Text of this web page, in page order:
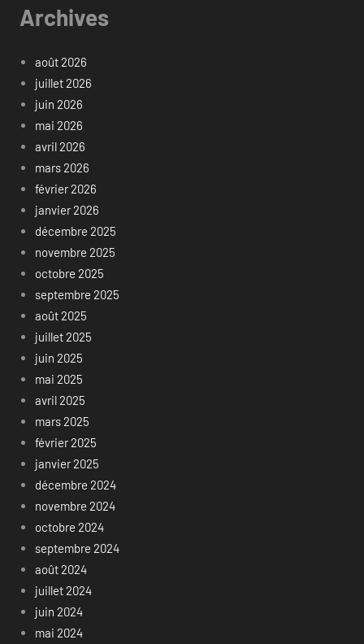
Archives
août 2026
juillet 2026
juin 2026
mai 2026
avril 2026
mars 2026
février 2026
janvier 2026
décembre 2025
novembre 2025
octobre 2025
septembre 2025
août 2025
juillet 2025
juin 2025
mai 2025
avril 2025
mars 2025
février 2025
janvier 2025
décembre 2024
novembre 2024
octobre 2024
septembre 2024
août 2024
juillet 2024
juin 2024
mai 2024